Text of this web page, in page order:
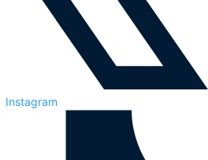
Instagram